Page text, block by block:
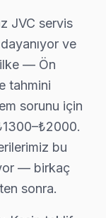
için
ile dikkat çeken
için
bir mahalle
JVC servis
ve
ilke — Ön
tahmini
sorunu için
bu
— birkaç
sonra.